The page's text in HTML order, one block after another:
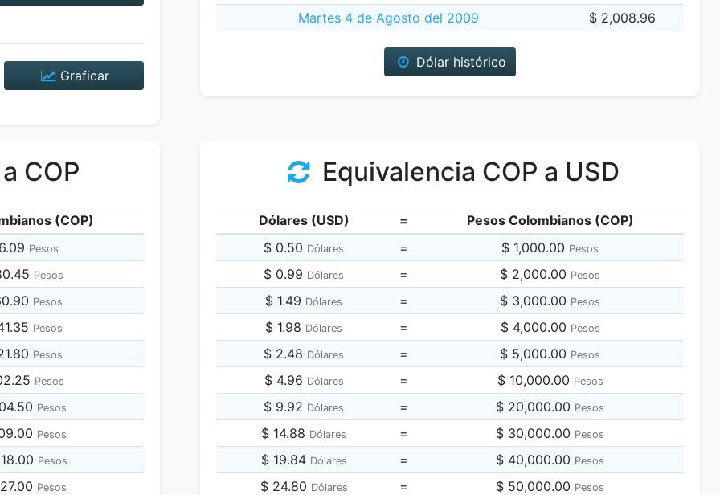
Graficar
Martes 4 de Agosto del 2009
$ 2,008.96
Dólar histórico
COP
(COP)
Pesos
Pesos
Pesos
Pesos
Pesos
Pesos
Pesos
Pesos
Pesos
Pesos
Equivalencia COP a USD
Dólares (USD) =
Pesos Colombianos (COP)
$ 0.50 Dólares = $ 1,000.00 Pesos
$ 0.99 Dólares = $ 2,000.00 Pesos
$ 1.49 Dólares = $ 3,000.00 Pesos
$ 1.98 Dólares = $ 4,000.00 Pesos
$ 2.48 Dólares = $ 5,000.00 Pesos
$ 4.96 Dólares = $ 10,000.00 Pesos
$ 9.92 Dólares = $ 20,000.00 Pesos
$ 14.88 Dólares = $ 30,000.00 Pesos
$ 19.84 Dólares = $ 40,000.00 Pesos
$ 24.80 Dólares = $ 50,000.00 Pesos